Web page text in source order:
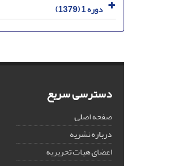
دوره 1 (1379)
دسترسی سریع
صفحه اصلی
درباره نشریه
اعضای هیات تحریریه